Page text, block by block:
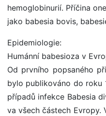
hemoglobinurií. Příčina
jako babesia bovis,
Epidemiologie:
Humánní babesioza v
Od prvního popsaného
bylo publikováno do roku
případů infekce Babesia
va všech částech Evropy.